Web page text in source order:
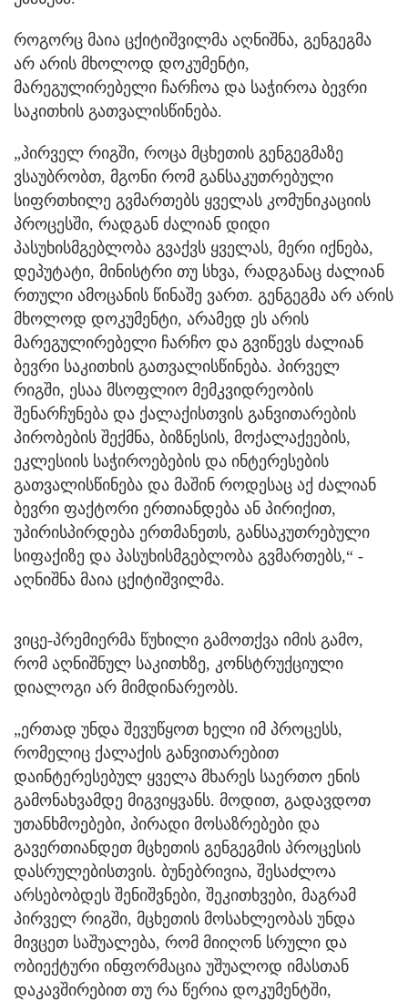
როგორც მაია ცქიტიშვილმა აღნიშნა, გენგეგმა
არ არის მხოლოდ დოკუმენტი,
მარეგულირებელი ჩარჩოა და საჭიროა ბევრი
საკითხის გათვალისწინება.
„პირველ რიგში, როცა მცხეთის გენგეგმაზე
ვსაუბრობთ, მგონი რომ განსაკუთრებული
სიფრთხილე გვმართებს ყველას კომუნიკაციის
პროცესში, რადგან ძალიან დიდი
პასუხისმგებლობა გვაქვს ყველას, მერი იქნება,
დეპუტატი, მინისტრი თუ სხვა, რადგანაც ძალიან
რთული ამოცანის წინაშე ვართ. გენგეგმა არ არის
მხოლოდ დოკუმენტი, არამედ ეს არის
მარეგულირებელი ჩარჩო და გვიწევს ძალიან
ბევრი საკითხის გათვალისწინება. პირველ
რიგში, ესაა მსოფლიო მემკვიდრეობის
შენარჩუნება და ქალაქისთვის განვითარების
პირობების შექმნა, ბიზნესის, მოქალაქეების,
ეკლესიის საჭიროებების და ინტერესების
გათვალისწინება და მაშინ როდესაც აქ ძალიან
ბევრი ფაქტორი ერთიანდება ან პირიქით,
უპირისპირდება ერთმანეთს, განსაკუთრებული
სიფაქიზე და პასუხისმგებლობა გვმართებს,“ -
აღნიშნა მაია ცქიტიშვილმა.
ვიცე-პრემიერმა წუხილი გამოთქვა იმის გამო,
რომ აღნიშნულ საკითხზე, კონსტრუქციული
დიალოგი არ მიმდინარეობს.
„ერთად უნდა შევუწყოთ ხელი იმ პროცესს,
რომელიც ქალაქის განვითარებით
დაინტერესებულ ყველა მხარეს საერთო ენის
გამონახვამდე მიგვიყვანს. მოდით, გადავდოთ
უთანხმოებები, პირადი მოსაზრებები და
გავერთიანდეთ მცხეთის გენგეგმის პროცესის
დასრულებისთვის. ბუნებრივია, შესაძლოა
არსებობდეს შენიშვნები, შეკითხვები, მაგრამ
პირველ რიგში, მცხეთის მოსახლეობას უნდა
მივცეთ საშუალება, რომ მიიღონ სრული და
ობიექტური ინფორმაცია უშუალოდ იმასთან
დაკავშირებით თუ რა წერია დოკუმენტში,